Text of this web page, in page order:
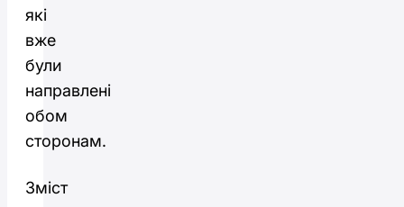
які
вже
були
направлені
обом
сторонам.
Зміст